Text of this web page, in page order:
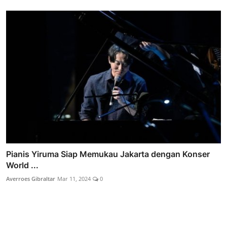
Pianis Yiruma Siap Memukau Jakarta dengan Konser
World ...
Averroes Gibraltar Mar 11, 2024 0